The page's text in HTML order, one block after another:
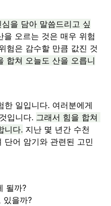
을 담아 말씀드리고 싶
을 오르는 것은 매우 위험
험은 감수할 만큼 값진 것
합쳐 오늘도 산을 오릅니
한 일입니다. 여러분에게
입니다. 그래서 힘을 합쳐
니다. 지난 몇 년간 수천
단어 암기와 관련된 고민
될까?
있을까?